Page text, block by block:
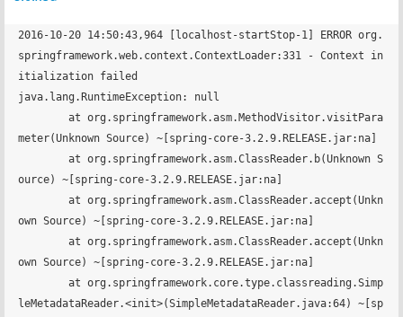
2016-10-20 14:50:43,964 [localhost-startStop-1] ERROR org.
springframework.web.context.ContextLoader:331 - Context in
itialization failed
java.lang.RuntimeException: null
meter(Unknown Source) ~[spring-core-3.2.9.RELEASE.jar:na]
ource) ~[spring-core-3.2.9.RELEASE.jar:na]
own Source) ~[spring-core-3.2.9.RELEASE.jar:na]
own Source) ~[spring-core-3.2.9.RELEASE.jar:na]
leMetadataReader.<init>(SimpleMetadataReader.java:64) ~[sp